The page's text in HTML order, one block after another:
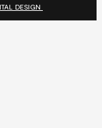
DESIGN